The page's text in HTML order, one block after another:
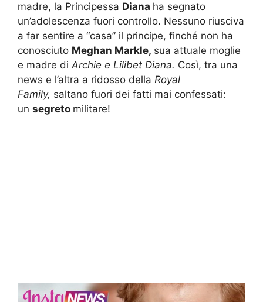
madre, la Principessa Diana ha segnato
un’adolescenza fuori controllo. Nessuno riusciva
a far sentire a “casa” il principe, finché non ha
conosciuto Meghan Markle, sua attuale moglie
e madre diArchie e Lilibet Diana. Così, tra una
news e l’altra a ridosso della Royal
Family, saltano fuori dei fatti mai confessati:
un segreto militare!